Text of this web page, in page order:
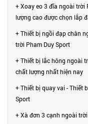
+ Xoay eo 3 đĩa ngoài trời
lượng cao được chọn lắp
+ Thiết bị ngồi đạp chân
trời Pham Duy Sport
+ Thiết bị lắc hông ngoài
chất lượng nhất hiện nay
+ Thiết bị quay vai - Thiết
Sport
+ Xà đơn 3 cạnh ngoài